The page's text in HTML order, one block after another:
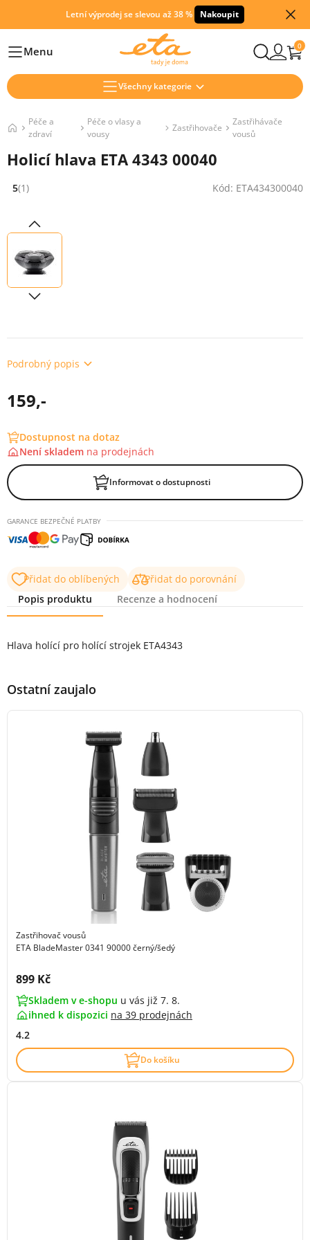
Letní výprodej se slevou až 38 % Nakoupit
HlavníMenu 0
Všechny kategorie
Péče a
zdraví
Péče o vlasy a
vousy
Zastřihovače
Zastřihávače
vousů
Holicí hlava ETA 4343 00040
Hodnocení: 5 z 5 (1 recenzí)
5(1) Kód: ETA434300040
Podrobný popis
159,-
Dostupnost na dotaz
Není skladem na prodejnách
Informovat o dostupnosti
GARANCE BEZPEČNÉ PLATBY
Přidat do oblíbených
Přidat do porovnání
Popis produktu
Recenze a hodnocení
Hlava holící pro holící strojek ETA4343
Ostatní zaujalo
Zastřihovač vousů
ETA BladeMaster 0341 90000 černý/šedý
Cena s DPH:
899 Kč
Skladem v e-shopu u vás již 7. 8.
ihned k dispozici na 39 prodejnách
4.2
Do košíku